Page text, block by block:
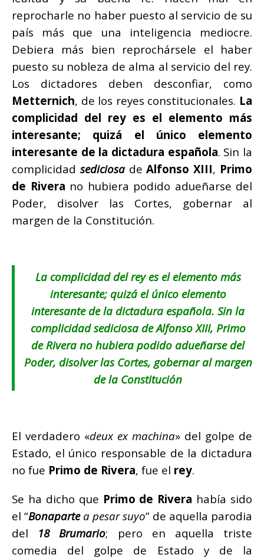
reprocharle no haber puesto al servicio de su
país más que una inteligencia mediocre.
Debiera más bien reprochársele el haber
puesto su nobleza de alma al servicio del rey.
Los dictadores deben desconfiar, como
Metternich, de los reyes constitucionales. La
complicidad del rey es el elemento más
interesante; quizá el único elemento
interesante de la dictadura española. Sin la
complicidad sediciosadeAlfonso XIII, Primo
de Rivera no hubiera podido adueñarse del
Poder, disolver las Cortes, gobernar al
margen de la Constitución.
La complicidad del rey es el elemento más
interesante; quizá el único elemento
interesante de la dictadura española. Sin la
complicidad sediciosa de Alfonso XIII, Primo
de Rivera no hubiera podido adueñarse del
Poder, disolver las Cortes, gobernar al margen
de la Constitución
El verdadero «deux ex machina» del golpe de
Estado, el único responsable de la dictadura
no fue Primo de Rivera, fue el rey.
Se ha dicho que Primo de Rivera había sido
el “Bonapartea pesar suyo” de aquella parodia
del 18 Brumario; pero en aquella triste
comedia del golpe de Estado y de la